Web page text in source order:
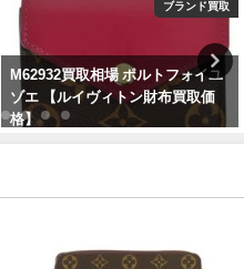
ブランド買取
M62932買取相場 ポルトフォイユ
ゾエ 【ルイヴィトン財布買取価
格】